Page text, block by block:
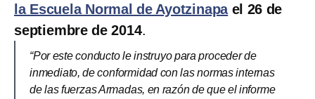
la Escuela Normal de Ayotzinapa el 26 de
septiembre de 2014.
“Por este conducto le instruyo para proceder de
inmediato, de conformidad con las normas internas
de las fuerzas Armadas, en razón de que el informe